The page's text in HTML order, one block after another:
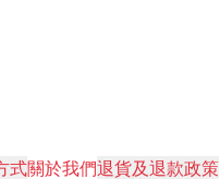
式關於我們退貨及退款政策